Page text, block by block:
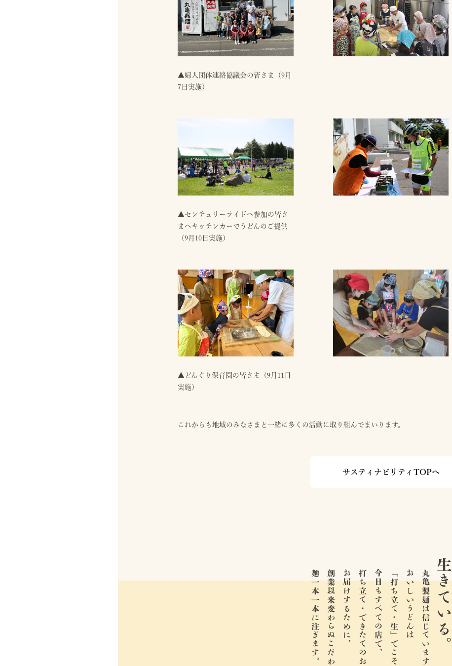
▲婦人団体連絡協議会の皆さま（9月
7日実施）
▲センチュリーライドへ参加の皆さ
まへキッチンカーでうどんのご提供
（9月10日実施）
▲どんぐり保育園の皆さま（9月11日
実施）
これからも地域のみなさまと一緒に多くの活動に取り組んでまいります。
サスティナビリティTOPへ
生きている。
丸亀製麺は信じています。
おいしいうどんは
「打ち立て・生」でこそ。
今日もすべての店で、
お届けするために、
麺一本一本に注ぎます。